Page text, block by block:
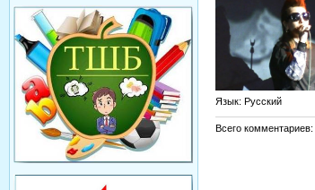
Язык: Русский
Всего комментариев: